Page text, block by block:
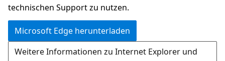
technischen Support zu nutzen.
Microsoft Edge herunterladen
Weitere Informationen zu Internet Explorer und